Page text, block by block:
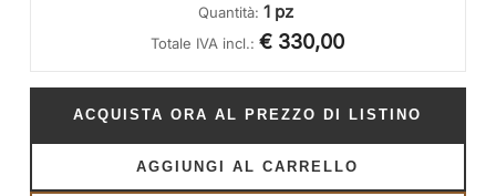
Quantità: 1 pz
Totale IVA incl.: € 330,00
ACQUISTA ORA AL PREZZO DI LISTINO
AGGIUNGI AL CARRELLO